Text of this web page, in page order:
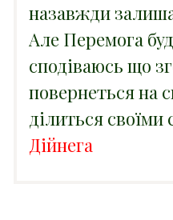
назавжди
Але Перемога
сподіваюсь що
повернеться на
ділиться своїми
Дійнега